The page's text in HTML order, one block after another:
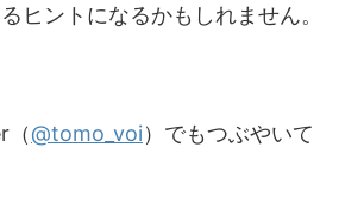
ヒントになるかもしれません。
（@tomo_voi）でもつぶやいて